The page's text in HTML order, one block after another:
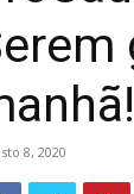
8, 2020